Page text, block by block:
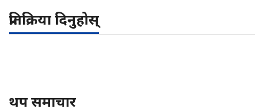
प्रतिक्रिया दिनुहोस्
थप समाचार